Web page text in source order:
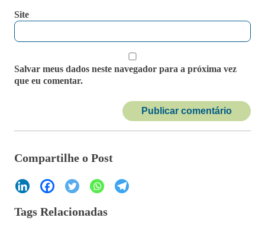
Compartilhe o Post
Tags Relacionadas
Site
Salvar meus dados neste navegador para a próxima vez
que eu comentar.